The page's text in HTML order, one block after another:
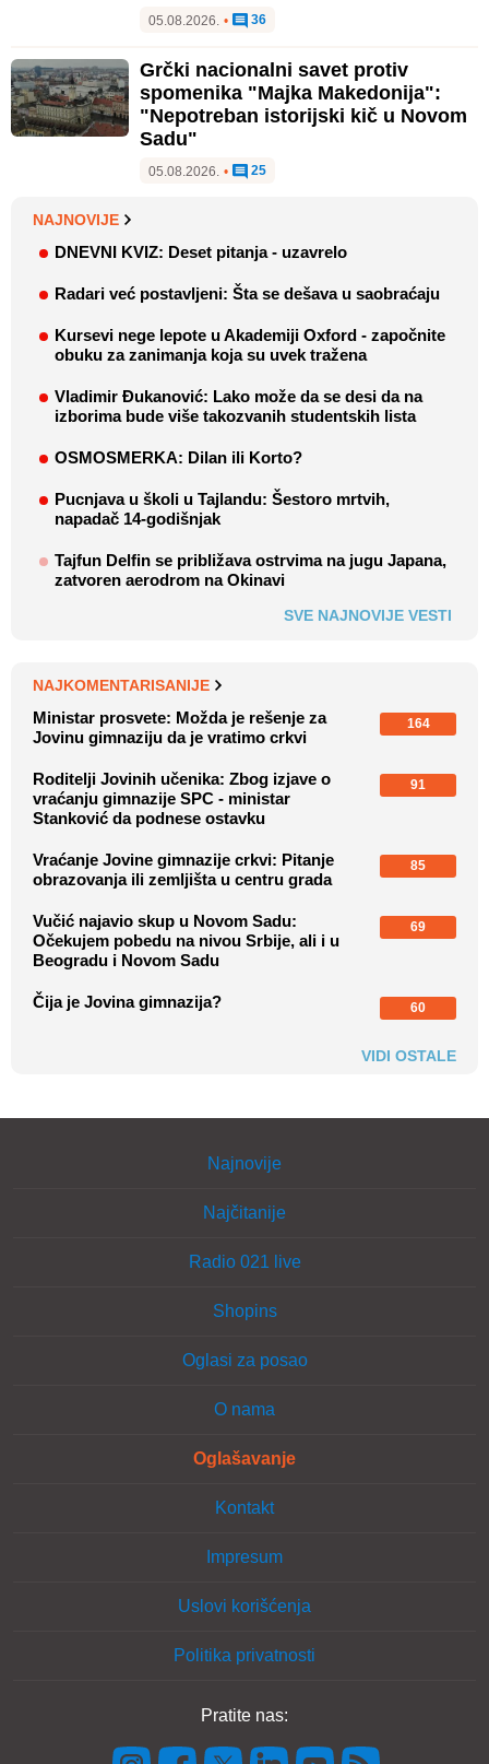
05.08.2026. • 36
Grčki nacionalni savet protiv
spomenika "Majka Makedonija":
"Nepotreban istorijski kič u Novom
Sadu"
05.08.2026. • 25
NAJNOVIJE
DNEVNI KVIZ: Deset pitanja - uzavrelo
Radari već postavljeni: Šta se dešava u saobraćaju
Kursevi nege lepote u Akademiji Oxford - započnite
obuku za zanimanja koja su uvek tražena
Vladimir Đukanović: Lako može da se desi da na
izborima bude više takozvanih studentskih lista
OSMOSMERKA: Dilan ili Korto?
Pucnjava u školi u Tajlandu: Šestoro mrtvih,
napadač 14-godišnjak
Tajfun Delfin se približava ostrvima na jugu Japana,
zatvoren aerodrom na Okinavi
SVE NAJNOVIJE VESTI
NAJKOMENTARISANIJE
Ministar prosvete: Možda je rešenje za
Jovinu gimnaziju da je vratimo crkvi
164
Roditelji Jovinih učenika: Zbog izjave o
vraćanju gimnazije SPC - ministar
Stanković da podnese ostavku
91
Vraćanje Jovine gimnazije crkvi: Pitanje
obrazovanja ili zemljišta u centru grada
85
Vučić najavio skup u Novom Sadu:
Očekujem pobedu na nivou Srbije, ali i u
Beogradu i Novom Sadu
69
Čija je Jovina gimnazija? 60
VIDI OSTALE
Najnovije
Najčitanije
Radio 021 live
Shopins
Oglasi za posao
O nama
Oglašavanje
Kontakt
Impresum
Uslovi korišćenja
Politika privatnosti
Pratite nas: